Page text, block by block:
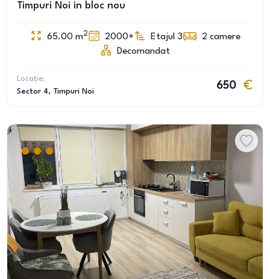
Timpuri Noi in bloc nou
65.00 m2 2000+ Etajul 3 2 camere
Decomandat
Locație:
Sector 4, Timpuri Noi
650